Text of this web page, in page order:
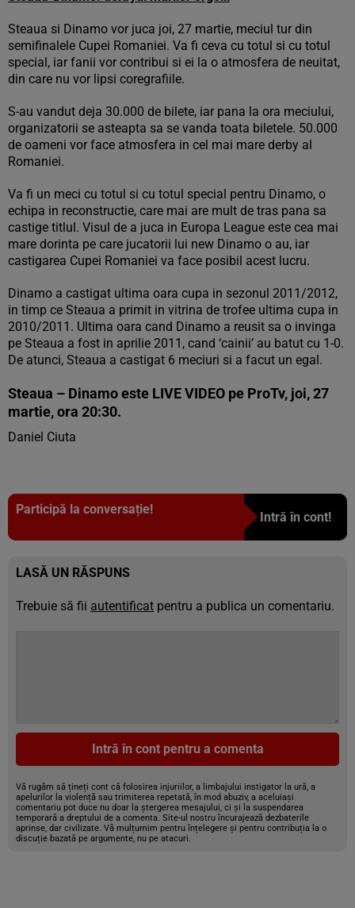
Steaua si Dinamo vor juca joi, 27 martie, meciul tur din
semifinalele Cupei Romaniei. Va fi ceva cu totul si cu totul
special, iar fanii vor contribui si ei la o atmosfera de neuitat,
din care nu vor lipsi coregrafiile.
S-au vandut deja 30.000 de bilete, iar pana la ora meciului,
organizatorii se asteapta sa se vanda toata biletele. 50.000
de oameni vor face atmosfera in cel mai mare derby al
Romaniei.
Va fi un meci cu totul si cu totul special pentru Dinamo, o
echipa in reconstructie, care mai are mult de tras pana sa
castige titlul. Visul de a juca in Europa League este cea mai
mare dorinta pe care jucatorii lui new Dinamo o au, iar
castigarea Cupei Romaniei va face posibil acest lucru.
Dinamo a castigat ultima oara cupa in sezonul 2011/2012,
in timp ce Steaua a primit in vitrina de trofee ultima cupa in
2010/2011. Ultima oara cand Dinamo a reusit sa o invinga
pe Steaua a fost in aprilie 2011, cand ‘cainii’ au batut cu 1-0.
De atunci, Steaua a castigat 6 meciuri si a facut un egal.
Steaua – Dinamo este LIVE VIDEO pe ProTv, joi, 27
martie, ora 20:30.
Daniel Ciuta
Participă la conversație!
Intră în cont!
LASĂ UN RĂSPUNS
Trebuie să fii autentificat pentru a publica un comentariu.
Intră în cont pentru a comenta
Vă rugăm să țineți cont că folosirea injuriilor, a limbajului instigator la ură, a
apelurilor la violență sau trimiterea repetată, în mod abuziv, a aceluiași
comentariu pot duce nu doar la ștergerea mesajului, ci și la suspendarea
temporară a dreptului de a comenta. Site-ul nostru încurajează dezbaterile
aprinse, dar civilizate. Vă mulțumim pentru înțelegere și pentru contribuția la o
discuție bazată pe argumente, nu pe atacuri.